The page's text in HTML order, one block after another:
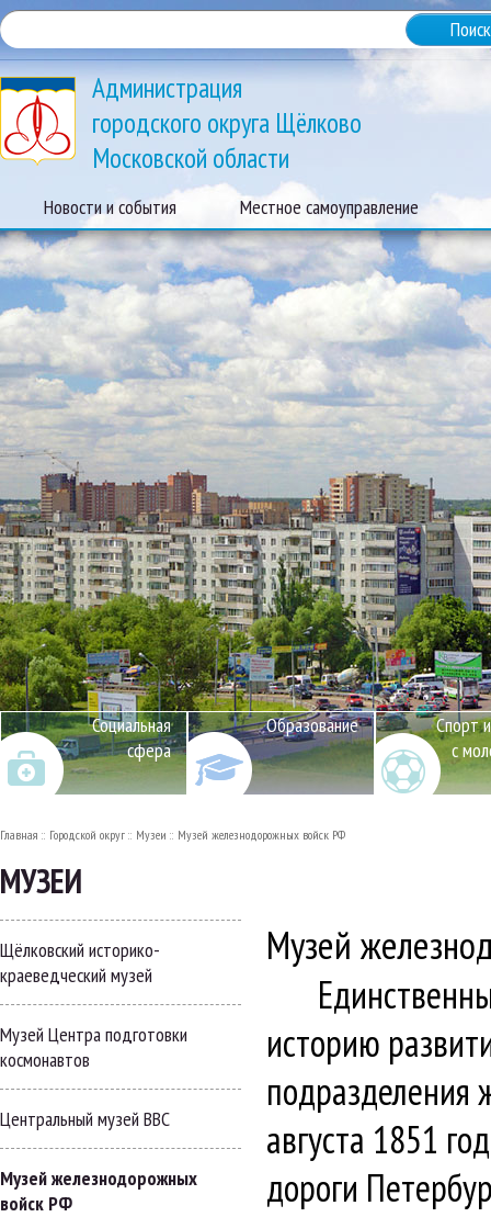
Администрация
городского округа Щёлково
Московской области
Новости и события Местное самоуправление
Социальная
сфера
Образование
Спорт
с
Главная Городской округ Музеи Музей железнодорожных войск РФ
МУЗЕИ
Щёлковский историко-
краеведческий музей
Музей Центра подготовки
космонавтов
Центральный музей ВВС
Музей железнодорожных
войск РФ
Музей
историю
подразделения
августа 1851
дороги